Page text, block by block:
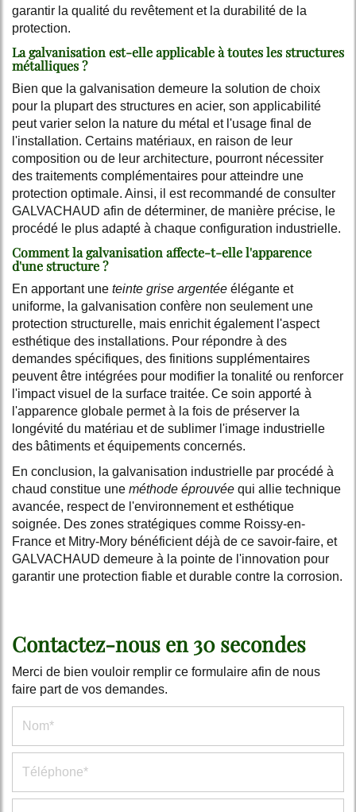
garantir la qualité du revêtement et la durabilité de la
protection.
La galvanisation est-elle applicable à toutes les structures
métalliques ?
Bien que la galvanisation demeure la solution de choix
pour la plupart des structures en acier, son applicabilité
peut varier selon la nature du métal et l'usage final de
l'installation. Certains matériaux, en raison de leur
composition ou de leur architecture, pourront nécessiter
des traitements complémentaires pour atteindre une
protection optimale. Ainsi, il est recommandé de consulter
GALVACHAUD afin de déterminer, de manière précise, le
procédé le plus adapté à chaque configuration industrielle.
Comment la galvanisation affecte-t-elle l'apparence
d'une structure ?
En apportant une teinte grise argentée élégante et
uniforme, la galvanisation confère non seulement une
protection structurelle, mais enrichit également l'aspect
esthétique des installations. Pour répondre à des
demandes spécifiques, des finitions supplémentaires
peuvent être intégrées pour modifier la tonalité ou renforcer
l'impact visuel de la surface traitée. Ce soin apporté à
l'apparence globale permet à la fois de préserver la
longévité du matériau et de sublimer l'image industrielle
des bâtiments et équipements concernés.
En conclusion, la galvanisation industrielle par procédé à
chaud constitue une méthode éprouvée qui allie technique
avancée, respect de l'environnement et esthétique
soignée. Des zones stratégiques comme Roissy-en-
France et Mitry-Mory bénéficient déjà de ce savoir-faire, et
GALVACHAUD demeure à la pointe de l'innovation pour
garantir une protection fiable et durable contre la corrosion.
Contactez-nous en 30 secondes
Merci de bien vouloir remplir ce formulaire afin de nous
faire part de vos demandes.